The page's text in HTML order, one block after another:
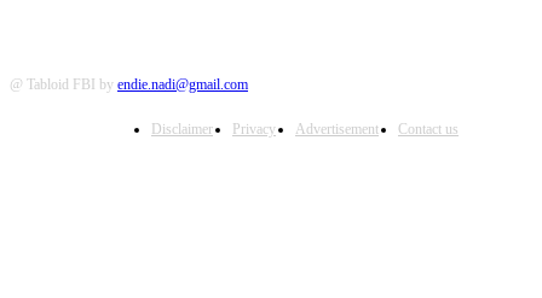
@ Tabloid FBI by endie.nadi@gmail.com
Disclaimer Privacy Advertisement Contact us